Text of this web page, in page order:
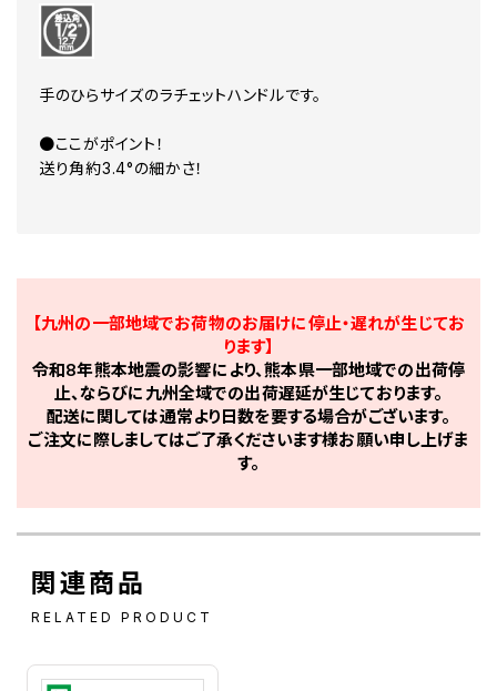
手のひらサイズのラチェットハンドルです。
●ここがポイント！
送り角約3.4°の細かさ！
【九州の一部地域でお荷物のお届けに停止・遅れが生じてお
ります】
令和8年熊本地震の影響により、熊本県一部地域での出荷停
止、ならびに九州全域での出荷遅延が生じております。
配送に関しては通常より日数を要する場合がございます。
ご注文に際しましてはご了承くださいます様お願い申し上げま
す。
関連商品
RELATED PRODUCT